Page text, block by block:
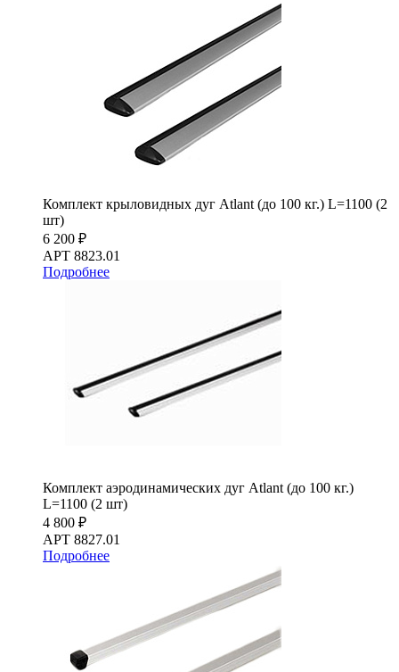
Комплект крыловидных дуг Atlant (до 100 кг.) L=1100 (2
шт)
6 200 ₽
АРТ 8823.01
Подробнее
Комплект аэродинамических дуг Atlant (до 100 кг.)
L=1100 (2 шт)
4 800 ₽
АРТ 8827.01
Подробнее